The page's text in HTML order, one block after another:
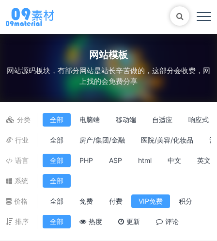
Bootstrap 表单 尼尔机械纪元 轮播
知识库
网站模板
网站源码板块，有部分网站是站长辛苦做的，这部分会收费，网
上找的会免费分享
分类 全部 电脑端 移动端 自适应 响应式
行业 全部 房产/集团/金融 医院/美容/化妆品
语言 全部 PHP ASP html 中文 英文
系统 全部
价格 全部 免费 付费 VIP免费 积分
排序 全部 热度 更新 评论